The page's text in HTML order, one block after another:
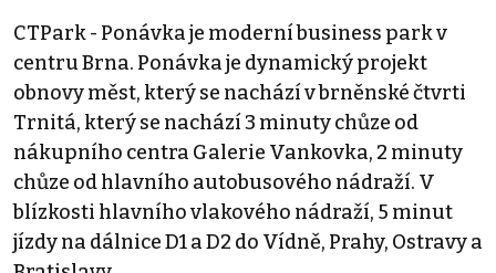
CTPark - Ponávka je moderní business park v
centru Brna. Ponávka je dynamický projekt
obnovy měst, který se nachází v brněnské čtvrti
Trnitá, který se nachází 3 minuty chůze od
nákupního centra Galerie Vankovka, 2 minuty
chůze od hlavního autobusového nádraží. V
blízkosti hlavního vlakového nádraží, 5 minut
jízdy na dálnice D1 a D2 do Vídně, Prahy, Ostravy a